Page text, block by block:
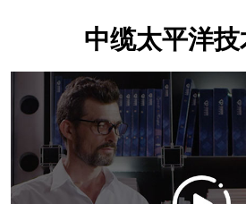
中缆太平洋技